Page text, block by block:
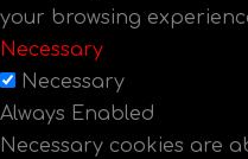
your browsing
Necessary
Necessary
Always Enabled
Necessary cookies are